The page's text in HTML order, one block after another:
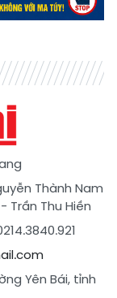
Thành Nam
- Trần Thu Hiền
Yên Bái, tỉnh